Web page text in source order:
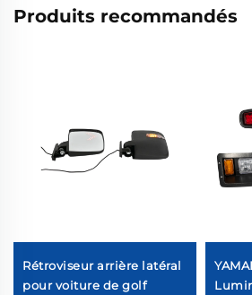
Produits recommandés
Rétroviseur arrière latéral
pour voiture de golf